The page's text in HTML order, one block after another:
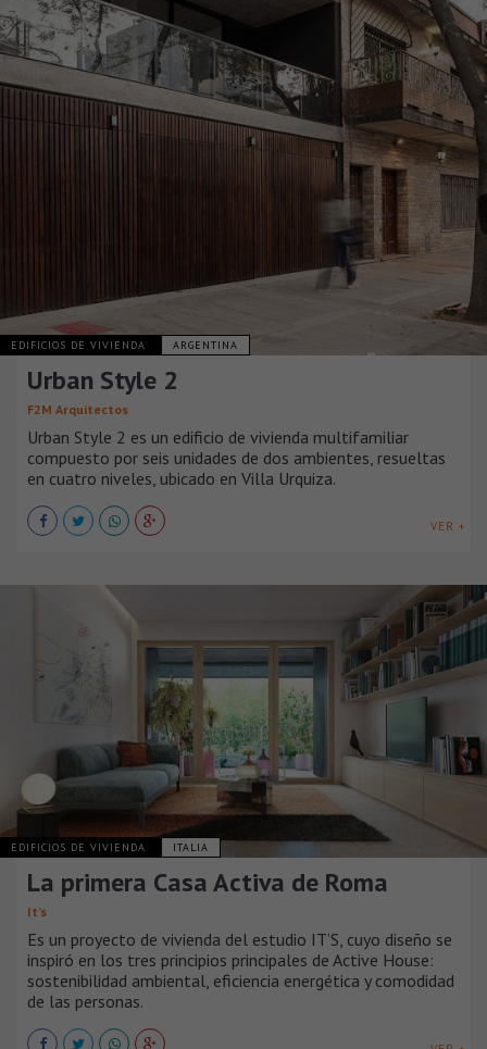
EDIFICIOS DE VIVIENDA ARGENTINA
Urban Style 2
F2M Arquitectos
Urban Style 2 es un edificio de vivienda multifamiliar
compuesto por seis unidades de dos ambientes, resueltas
en cuatro niveles, ubicado en Villa Urquiza.
VER +
EDIFICIOS DE VIVIENDA ITALIA
La primera Casa Activa de Roma
It’s
Es un proyecto de vivienda del estudio IT’S, cuyo diseño se
inspiró en los tres principios principales de Active House:
sostenibilidad ambiental, eficiencia energética y comodidad
de las personas.